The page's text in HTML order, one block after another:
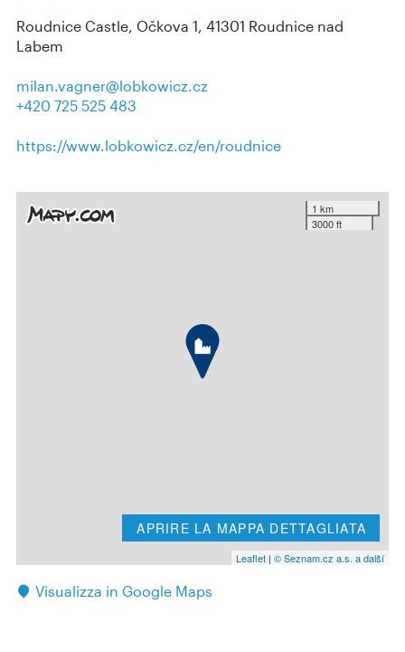
Roudnice Castle, Očkova 1, 41301 Roudnice nad
Labem
milan.vagner@lobkowicz.cz
+420 725 525 483
https://www.lobkowicz.cz/en/roudnice
1 km
3000 ft
APRIRE LA MAPPA DETTAGLIATA
Leaflet | © Seznam.cz a.s. a další
Visualizza in Google Maps